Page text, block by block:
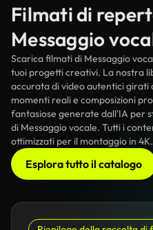
Filmati di
Messaggio
Scarica filmati di Messaggio
tuoi progetti creativi. La nostra
accurata di video autentici girati
momenti reali e composizioni
fantasiose generate dall'IA per
di Messaggio vocale. Tutti i
ottimizzati per il montaggio in 4K.
Esplora tutto il catalogo